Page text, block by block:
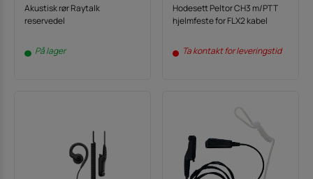
Akustisk rør Raytalk
reservedel
På lager
Hodesett Peltor CH3 m/PTT
hjelmfeste for FLX2 kabel
Ta kontakt for leveringstid